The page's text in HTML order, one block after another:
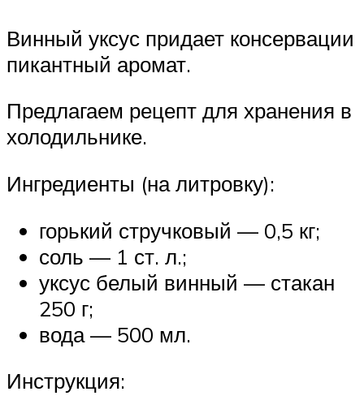
Винный уксус придает консервации
пикантный аромат.
Предлагаем рецепт для хранения в
холодильнике.
Ингредиенты (на литровку):
горький стручковый — 0,5 кг;
соль — 1 ст. л.;
уксус белый винный — стакан
250 г;
вода — 500 мл.
Инструкция: